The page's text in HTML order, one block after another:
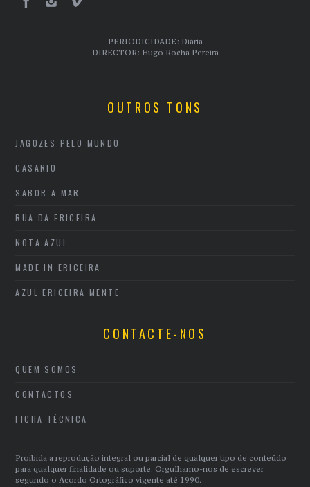
PERIODICIDADE: Diária
DIRECTOR: Hugo Rocha Pereira
OUTROS TONS
JAGOZES PELO MUNDO
CASARIO
SABOR A MAR
RUA DA ERICEIRA
NOTA AZUL
MADE IN ERICEIRA
AZUL ERICEIRA MENTE
CONTACTE-NOS
QUEM SOMOS
CONTACTOS
FICHA TÉCNICA
Proibida a reprodução integral ou parcial de qualquer tipo de conteúdo
para qualquer finalidade ou suporte. Orgulhamo-nos de escrever
segundo o Acordo Ortográfico vigente até 1990.